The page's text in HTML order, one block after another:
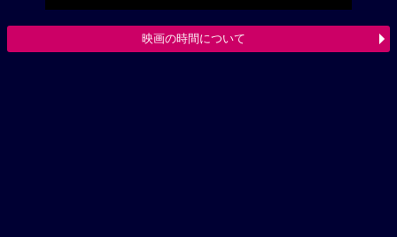
映画の時間について